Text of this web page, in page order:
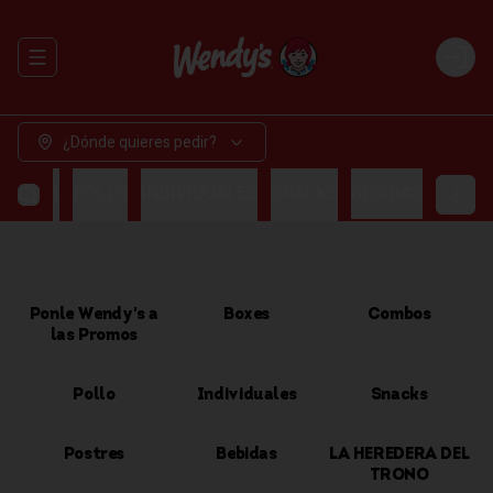
Abrir menu de navegación Login
¿Dónde quieres pedir?
Ponle Wendy's a
las Promos
Boxes Combos
Pollo Individuales Snacks
Postres Bebidas
LA HEREDERA DEL
TRONO